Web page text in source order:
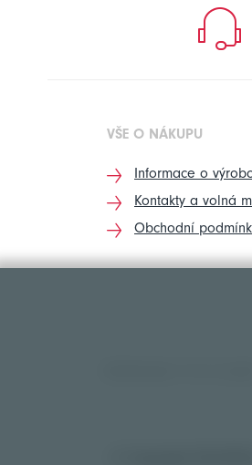
VŠE O NÁKUPU
Informace o
Kontakty a volná
Obchodní